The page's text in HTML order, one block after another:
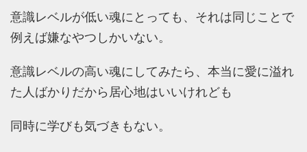
意識レベルが低い魂にとっても、それは同じことで
例えば嫌なやつしかいない。
意識レベルの高い魂にしてみたら、本当に愛に溢れ
た人ばかりだから居心地はいいけれども
同時に学びも気づきもない。